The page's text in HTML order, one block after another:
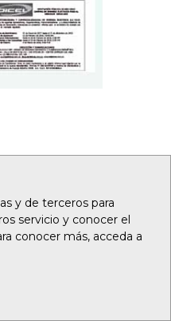
y de terceros para
servicio y conocer el
conocer más, acceda a